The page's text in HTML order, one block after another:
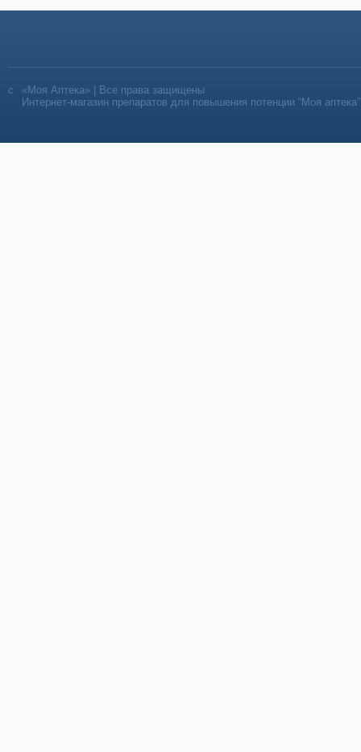
«Моя Аптека» | Все права защищены
Интернет-магазин препаратов для повышения потенции “Моя